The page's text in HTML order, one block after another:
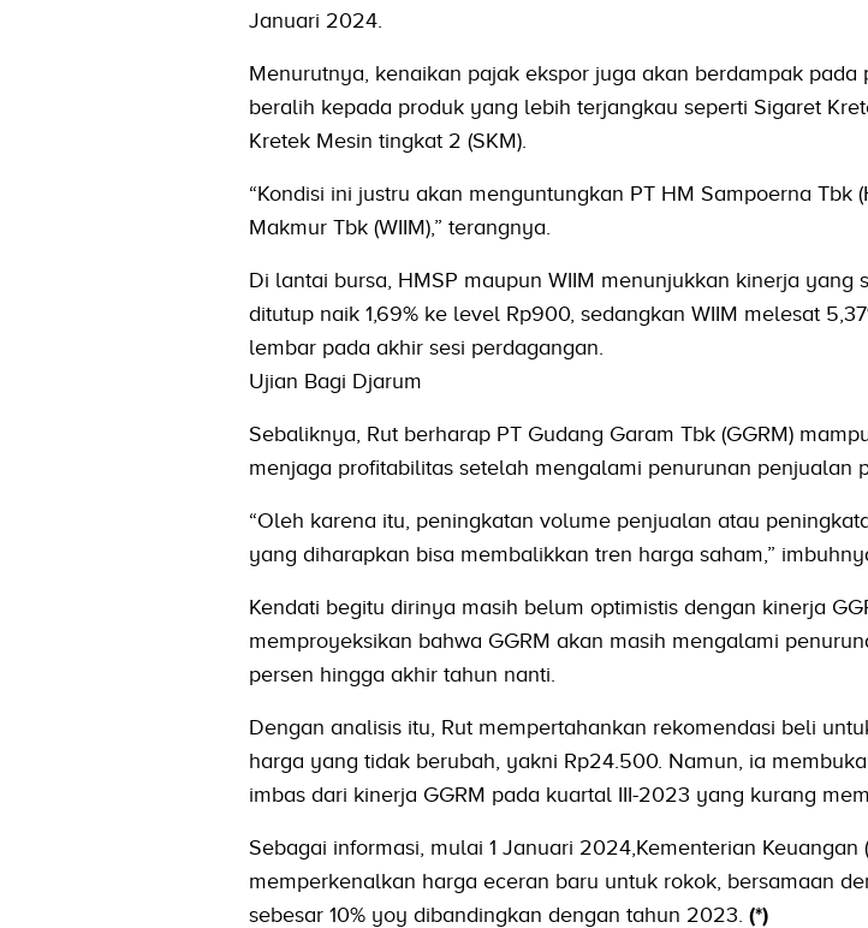
Januari 2024.
Menurutnya, kenaikan pajak ekspor juga akan berdampak pada
beralih kepada produk yang lebih terjangkau seperti Sigaret
Kretek Mesin tingkat 2 (SKM).
“Kondisi ini justru akan menguntungkan PT HM Sampoerna Tbk
Makmur Tbk (WIIM),” terangnya.
Di lantai bursa, HMSP maupun WIIM menunjukkan kinerja yang
ditutup naik 1,69% ke level Rp900, sedangkan WIIM melesat
lembar pada akhir sesi perdagangan.
Ujian Bagi Djarum
Sebaliknya, Rut berharap PT Gudang Garam Tbk (GGRM)
menjaga profitabilitas setelah mengalami penurunan penjualan
“Oleh karena itu, peningkatan volume penjualan atau
yang diharapkan bisa membalikkan tren harga saham,”
Kendati begitu dirinya masih belum optimistis dengan kinerja
memproyeksikan bahwa GGRM akan masih mengalami
persen hingga akhir tahun nanti.
Dengan analisis itu, Rut mempertahankan rekomendasi beli
harga yang tidak berubah, yakni Rp24.500. Namun, ia
imbas dari kinerja GGRM pada kuartal III-2023 yang kurang
Sebagai informasi, mulai 1 Januari 2024,Kementerian Keuangan
memperkenalkan harga eceran baru untuk rokok, bersamaan
sebesar 10% yoy dibandingkan dengan tahun 2023. (*)